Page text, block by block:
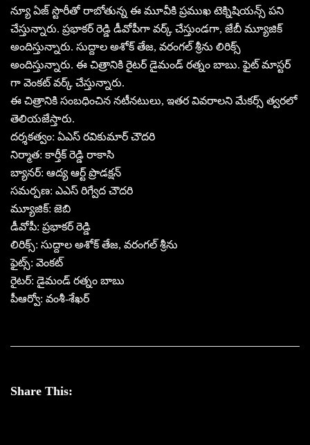
న్యూ ఏజ్ స్టొరీతో రాబోతున్న ఈ మూవీకి ప్రముఖ టెక్నిషియన్స్ పని
చేస్తున్నారు. ప్రభాకర్ రెడ్డి డీవోపీగా వర్క్ చేస్తుండగా, జేబీ మ్యూజిక్
అందిస్తున్నారు. సుద్దాల అశోక్ తేజ, వరంగల్ శ్రీను లిరిక్స్
అందిస్తున్నారు. ఈ చిత్రానికి రైటర్ డైమండ్ రత్నం బాబు. ఫైట్ మాస్టర్
గా వెంకట్ వర్క్ చేస్తున్నారు.
ఈ చిత్రానికి సంబధించిన నటీనటులు, ఇతర వివరాలని మేకర్స్ త్వరలో
తెలియజేస్తారు.
దర్శకత్వం: ఏఎస్ రవికుమార్ చౌదరి
నిర్మాత: కార్తీక్ రెడ్డి రాకాసి
బ్యానర్: ఆద్య ఆర్ట్ ప్రొడక్షన్
సమర్పణ: ఎఎస్ రిగ్వేద చౌదరి
మ్యూజిక్: జెబి
డీవోపీ: ప్రభాకర్ రెడ్డి
లిరిక్స్: సుద్దాల అశోక్ తేజ, వరంగల్ శ్రీను
ఫైట్స్: వెంకట్
రైటర్: డైమండ్ రత్నం బాబు
పీఆర్వో: వంశీ-శేఖర్
Share This: